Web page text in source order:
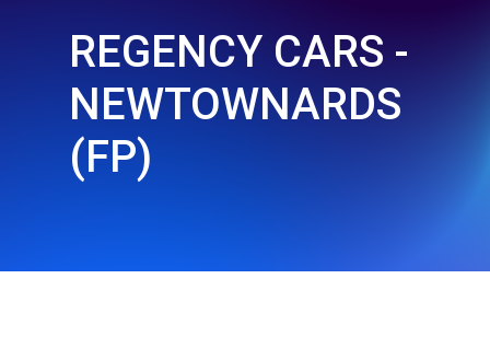
REGENCY CARS -
NEWTOWNARDS
(FP)